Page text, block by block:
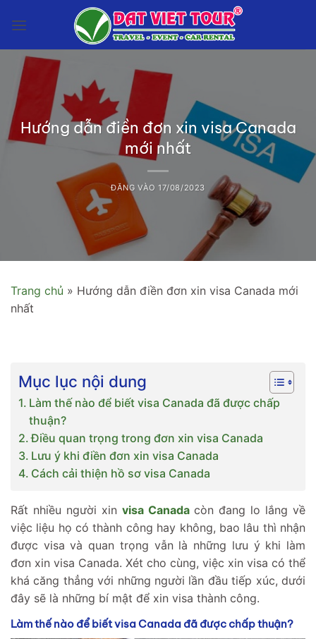
qua
dung
Hướng dẫn điền đơn xin visa Canada
mới nhất
ĐĂNG VÀO17/08/2023
Trang chủ » Hướng dẫn điền đơn xin visa Canada mới
nhất
Mục lục nội dung
Làm thế nào để biết visa Canada đã được chấp
thuận?
Điều quan trọng trong đơn xin visa Canada
Lưu ý khi điền đơn xin visa Canada
Cách cải thiện hồ sơ visa Canada
Rất nhiều người xin visa Canadacòn đang lo lắng về
việc liệu họ có thành công hay không, bao lâu thì nhận
được visa và quan trọng vẫn là những lưu ý khi làm
đơn xin visa Canada. Xét cho cùng, việc xin visa có thể
khá căng thẳng với những người lần đầu tiếp xúc, dưới
đây sẽ là những bí mật để xin visa thành công.
Làm thế nào để biết visa Canada đã được chấp thuận?